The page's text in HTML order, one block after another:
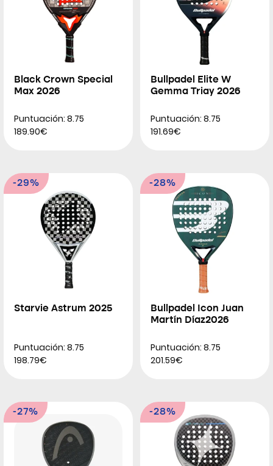
Black Crown Special
Max 2026
Puntuación: 8.75
189.90€
Bullpadel Elite W
Gemma Triay 2026
Puntuación: 8.75
191.69€
-29%
Starvie Astrum 2025
Puntuación: 8.75
198.79€
-28%
Bullpadel Icon Juan
Martín Díaz2026
Puntuación: 8.75
201.59€
-27% -28%